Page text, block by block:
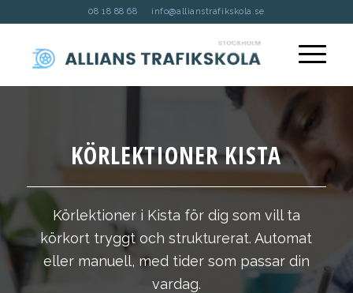
08 18 88 68 info@allianstrafikskola.se
KÖRLEKTIONER KISTA
Körlektioner i Kista för dig som vill ta
körkort tryggt och strukturerat. Automat
eller manuell, med tider som passar din
vardag.